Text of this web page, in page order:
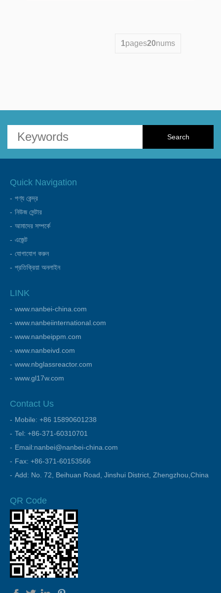
1pages20nums
Quick Navigation
পণ্য কেন্দ্র
নিউজ সেন্টার
আমাদের সম্পর্কে
এজেন্ট
যোগাযোগ করুন
প্রতিক্রিয়া অনলাইন
LINK
www.nanbei-china.com
www.nanbeiinternational.com
www.nanbeippm.com
www.nanbeivd.com
www.nbglassreactor.com
www.gl17w.com
Contact Us
Mobile: +86 15890601238
Tel: +86-371-60310701
Email:nanbei@nanbei-china.com
Fax: +86-371-60153566
Add: No. 72, Beihuan Road, Jinshui District, Zhengzhou,China
QR Code